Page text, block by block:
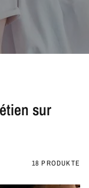
sur
18 PRODUKTE